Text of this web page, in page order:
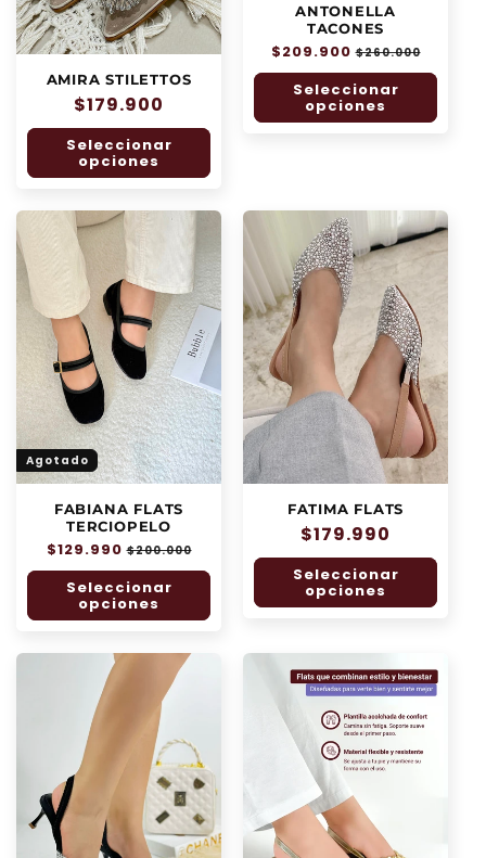
:
AMIRA STILETTOS
Precio
habitual
$179.900
Seleccionar
opciones
ANTONELLA
TACONES
Precio
habitual
$209.900 Precio
de
oferta
$260.000
Seleccionar
opciones
Agotado
FABIANA FLATS
TERCIOPELO
Precio
habitual
$129.990 Precio
de
oferta
$200.000
Seleccionar
opciones
FATIMA FLATS
Precio
habitual
$179.990
Seleccionar
opciones